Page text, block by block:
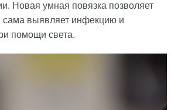
Новая умная повязка позволяет
сама выявляет инфекцию и
помощи света.